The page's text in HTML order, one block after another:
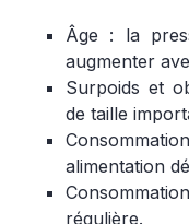
Âge : la
augmenter
Surpoids et
de taille
alimentation
régulière.